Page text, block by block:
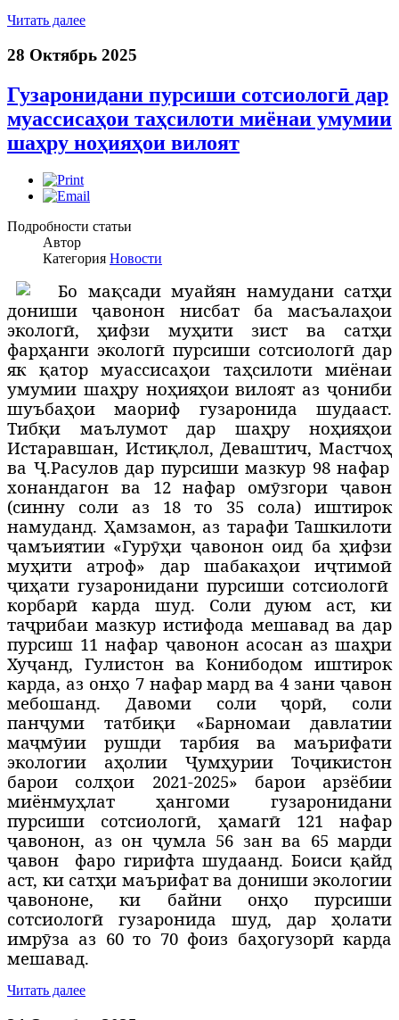
Читать далее
28 Октябрь 2025
Гузаронидани пурсиши сотсиологӣ дар
муассисаҳои таҳсилоти миёнаи умумии
шаҳру ноҳияҳои вилоят
Подробности статьи
Автор
Категория Новости
Бо мақсади муайян намудани сатҳи
дониши ҷавонон нисбат ба масъалаҳои
экологӣ,ҳифзи муҳити зист ва сатҳи
фарҳанги экологӣ пурсиши сотсиологӣ дар
як қатор муассисаҳои таҳсилоти миёнаи
умумии шаҳру ноҳияҳои вилоят аз ҷониби
шуъбаҳои маориф гузаронида шудааст.
Тибқи маълумот дар шаҳру ноҳияҳои
Истаравшан, Истиқлол, Деваштич, Мастчоҳ
ва Ҷ.Расулов дар пурсиши мазкур 98 нафар
хонандагон ва 12 нафар омӯзгори ҷавон
(синну соли аз 18 то 35 сола) иштирок
намуданд. Ҳамзамон, аз тарафи Ташкилоти
ҷамъиятии «Гурӯҳи ҷавонон оид ба ҳифзи
муҳити атроф» дар шабакаҳои иҷтимоӣ
ҷиҳати гузаронидани пурсиши сотсиологӣ
корбарӣ карда шуд. Соли дуюм аст, ки
таҷрибаи мазкур истифода мешавад ва дар
пурсиш 11 нафар ҷавонон асосан аз шаҳри
Хуҷанд, Гулистон ва Конибодом иштирок
карда, аз онҳо 7 нафар мард ва 4 зани ҷавон
мебошанд. Давоми соли ҷорӣ, соли
панҷуми татбиқи «Барномаи давлатии
маҷмӯии рушди тарбия ва маърифати
экологии аҳолии Ҷумҳурии Тоҷикистон
барои солҳои 2021-2025» барои арзёбии
миёнмуҳлат ҳангоми гузаронидани
пурсиши сотсиологӣ, ҳамагӣ 121 нафар
ҷавонон, аз он ҷумла 56 зан ва 65 марди
ҷавон
фаро гирифта шудаанд. Боисиқайд
аст, ки сатҳи маърифат ва дониши экологии
ҷавононе, ки байни онҳо пурсиши
сотсиологӣ гузаронида шуд, дар ҳолати
имрӯза аз 60 то 70 фоиз баҳогузорӣ карда
мешавад.
Читать далее